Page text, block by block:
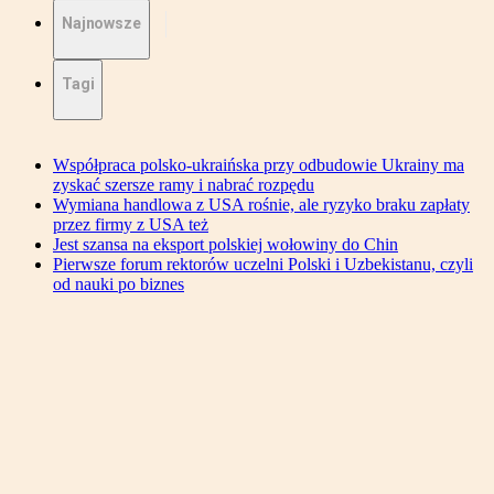
Najnowsze
Tagi
Współpraca polsko-ukraińska przy odbudowie Ukrainy ma
zyskać szersze ramy i nabrać rozpędu
Wymiana handlowa z USA rośnie, ale ryzyko braku zapłaty
przez firmy z USA też
Jest szansa na eksport polskiej wołowiny do Chin
Pierwsze forum rektorów uczelni Polski i Uzbekistanu, czyli
od nauki po biznes